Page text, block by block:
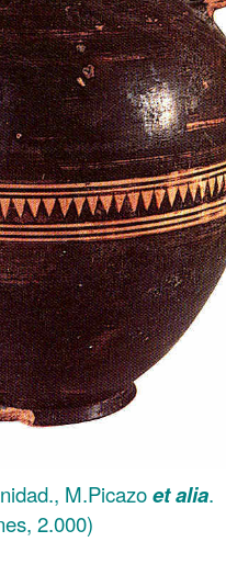
M.Picazo et alia.
2.000)